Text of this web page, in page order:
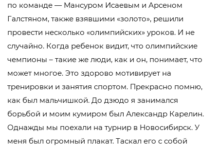
по команде — Мансуром Исаевым и Арсеном
Галстяном, также взявшими «золото», решили
провести несколько «олимпийских» уроков. И не
случайно. Когда ребенок видит, что олимпийские
чемпионы – такие же люди, как и он, понимает, что
может многое. Это здорово мотивирует на
тренировки и занятия спортом. Прекрасно помню,
как был мальчишкой. До дзюдо я занимался
борьбой и моим кумиром был Александр Карелин.
Однажды мы поехали на турнир в Новосибирск. У
меня был огромный плакат. Таскал его с собой